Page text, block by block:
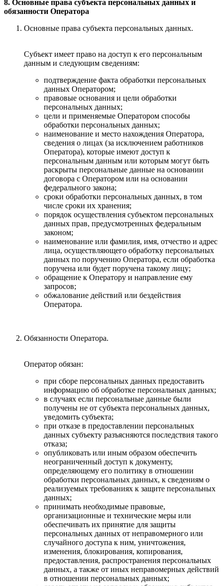
8. Основные права субъекта персональных данных и
обязанности Оператора
Основные права субъекта персональных данных.
Субъект имеет право на доступ к его персональным
данным и следующим сведениям:
подтверждение факта обработки персональных
данных Оператором;
правовые основания и цели обработки
персональных данных;
цели и применяемые Оператором способы
обработки персональных данных;
наименование и место нахождения Оператора,
сведения о лицах (за исключением работников
Оператора), которые имеют доступ к
персональным данным или которым могут быть
раскрыты персональные данные на основании
договора с Оператором или на основании
федерального закона;
сроки обработки персональных данных, в том
числе сроки их хранения;
порядок осуществления субъектом персональных
данных прав, предусмотренных федеральным
законом;
наименование или фамилия, имя, отчество и адрес
лица, осуществляющего обработку персональных
данных по поручению Оператора, если обработка
поручена или будет поручена такому лицу;
обращение к Оператору и направление ему
запросов;
обжалование действий или бездействия
Оператора.
Обязанности Оператора.
Оператор обязан:
при сборе персональных данных предоставить
информацию об обработке персональных данных;
в случаях если персональные данные были
получены не от субъекта персональных данных,
уведомить субъекта;
при отказе в предоставлении персональных
данных субъекту разъясняются последствия такого
отказа;
опубликовать или иным образом обеспечить
неограниченный доступ к документу,
определяющему его политику в отношении
обработки персональных данных, к сведениям о
реализуемых требованиях к защите персональных
данных;
принимать необходимые правовые,
организационные и технические меры или
обеспечивать их принятие для защиты
персональных данных от неправомерного или
случайного доступа к ним, уничтожения,
изменения, блокирования, копирования,
предоставления, распространения персональных
данных, а также от иных неправомерных действий
в отношении персональных данных;